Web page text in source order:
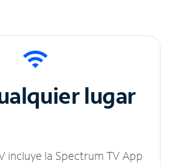
lugar
incluye la Spectrum TV App